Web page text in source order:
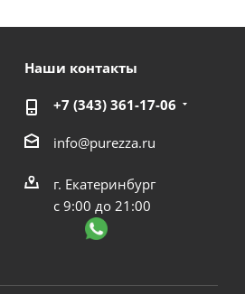
Наши контакты
+7 (343) 361-17-06
info@purezza.ru
г. Екатеринбург
с 9:00 до 21:00